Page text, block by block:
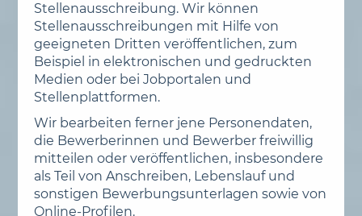
Stellenausschreibung. Wir können
Stellenausschreibungen mit Hilfe von
geeigneten Dritten veröffentlichen, zum
Beispiel in elektronischen und gedruckten
Medien oder bei Jobportalen und
Stellenplattformen.
Wir bearbeiten ferner jene Personendaten,
die Bewerberinnen und Bewerber freiwillig
mitteilen oder veröffentlichen, insbesondere
als Teil von Anschreiben, Lebenslauf und
sonstigen Bewerbungsunterlagen sowie von
Online-Profilen.